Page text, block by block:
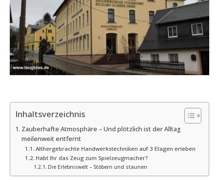
Inhaltsverzeichnis
Zauberhafte Atmosphäre – Und plötzlich ist der Alltag
meilenweit entfernt
Althergebrachte Handwerkstechniken auf 3 Etagen erleben
Habt Ihr das Zeug zum Spielzeugmacher?
Die Erlebniswelt – Stöbern und staunen